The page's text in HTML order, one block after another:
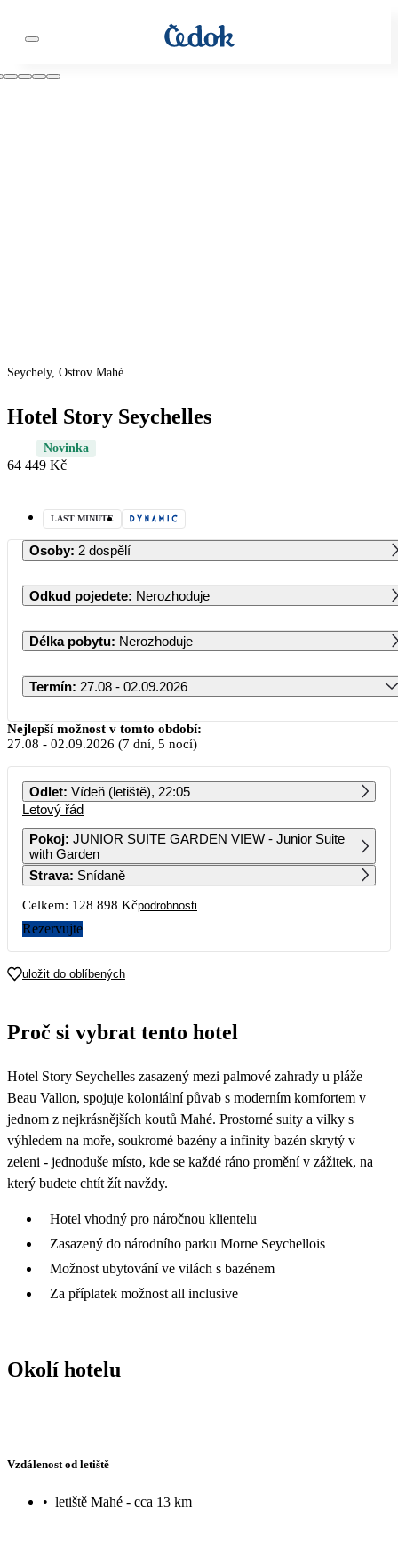
Seychely, Ostrov Mahé
Hotel Story Seychelles
Novinka
64 449 Kč
LAST MINUTE
Osoby: 2 dospělí
Odkud pojedete: Nerozhoduje
Délka pobytu: Nerozhoduje
Termín: 27.08 - 02.09.2026
Srpen 2026
PO ÚT ST ČT PÁ SO NE
3 4 5 6 7 8 9
10 11 12 13
17
114 769
18
97 269
19 20 21 22 23
Nejlepší možnost v tomto období:
27.08 - 02.09.2026 (7 dní, 5 nocí)
Odlet: Vídeň (letiště), 22:05
Letový řád
Pokoj: JUNIOR SUITE GARDEN VIEW - Junior Suite
with Garden
Strava: Snídaně
Celkem: 128 898 Kčpodrobnosti
Rezervujte
uložit do oblíbených
Proč si vybrat tento hotel
Hotel Story Seychelles zasazený mezi palmové zahrady u pláže
Beau Vallon, spojuje koloniální půvab s moderním komfortem v
jednom z nejkrásnějších koutů Mahé. Prostorné suity a vilky s
výhledem na moře, soukromé bazény a infinity bazén skrytý v
zeleni - jednoduše místo, kde se každé ráno promění v zážitek, na
který budete chtít žít navždy.
Hotel vhodný pro náročnou klientelu
Zasazený do národního parku Morne Seychellois
Možnost ubytování ve vilách s bazénem
Za příplatek možnost all inclusive
Okolí hotelu
Vzdálenost od letiště
• letiště Mahé - cca 13 km